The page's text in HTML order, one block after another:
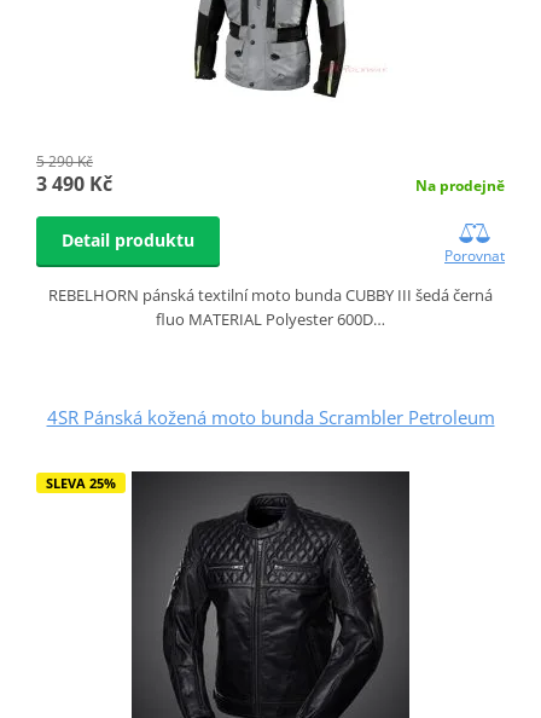
5 290 Kč
3 490 Kč Na prodejně
Detail produktu
Porovnat
REBELHORN pánská textilní moto bunda CUBBY III šedá černá
fluo MATERIAL Polyester 600D…
4SR Pánská kožená moto bunda Scrambler Petroleum
SLEVA 25%